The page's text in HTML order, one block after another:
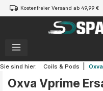
springen
Kostenfreier Versand ab 49,99 €
Sie sind hier: Coils & Pods Oxva
Oxva Vprime